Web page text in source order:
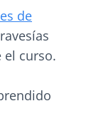
de
curso.